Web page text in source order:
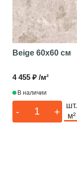
Beige 60x60 см
4 455 ₽ /м²
В наличии
- +
шт.
м²